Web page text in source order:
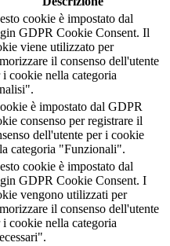
cookie è impostato dal
GDPR Cookie Consent. Il
viene utilizzato per
il consenso dell'utente
i cookie nella categoria
è impostato dal GDPR
consenso per registrare il
dell'utente per i cookie
categoria "Funzionali".
cookie è impostato dal
GDPR Cookie Consent. I
vengono utilizzati per
il consenso dell'utente
i cookie nella categoria